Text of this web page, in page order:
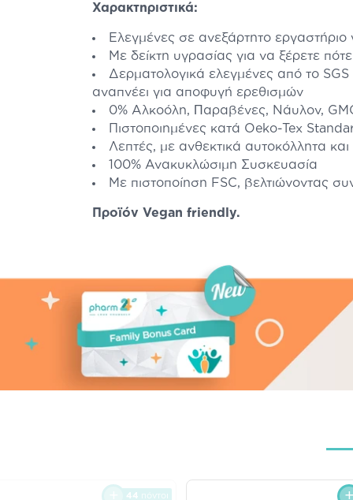
Χαρακτηριστικά:
Ελεγμένες σε ανεξάρτητο εργαστήριο
Με δείκτη υγρασίας για να ξέρετε
Δερματολογικά ελεγμένες από το
αναπνέει για αποφυγή ερεθισμών
0% Aλκοόλη, Пαραβένες, Νάυλον,
Πιστοποιημένες κατά Oeko-Tex
Λεπτές, με ανθεκτικά αυτοκόλλητα
100% Ανακυκλώσιμη Συσκευασία
Με πιστοποίηση FSC, βελτιώνοντας
Προϊόν Vegan friendly.
44 πόντοι